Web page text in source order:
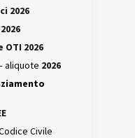
2026
OTI 2026
aliquote 2026
Civile